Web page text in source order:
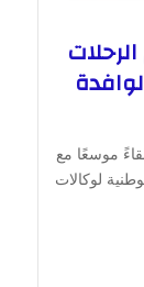
موسعًا مع
لوكالات